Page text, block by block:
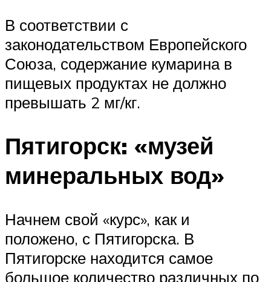
В соответствии с
законодательством Европейского
Союза, содержание кумарина в
пищевых продуктах не должно
превышать 2 мг/кг.
Пятигорск: «музей
минеральных вод»
Начнем свой «курс», как и
положено, с Пятигорска. В
Пятигорске находится самое
большое количество различных по